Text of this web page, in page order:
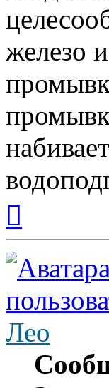
железо
началу
Лео